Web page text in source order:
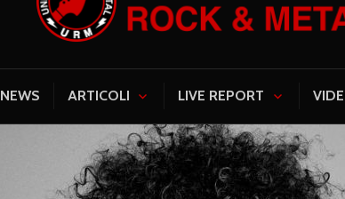
NEWS ARTICOLI LIVE REPORT